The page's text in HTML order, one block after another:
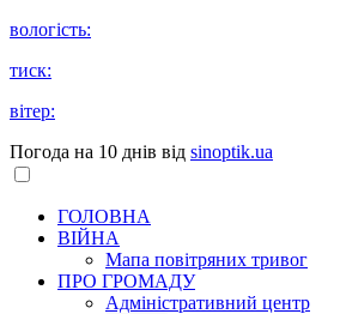
вологість:
тиск:
вітер:
Погода на 10 днів від sinoptik.ua
ГОЛОВНА
ВІЙНА
Мапа повітряних тривог
ПРО ГРОМАДУ
Aдміністративний центр